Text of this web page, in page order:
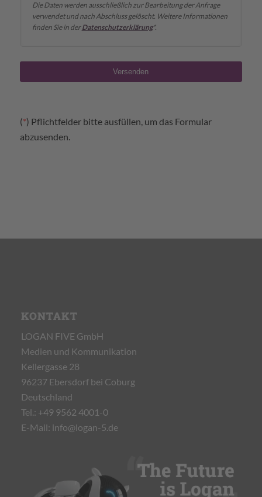
Die Daten werden ausschließlich zur Bearbeitung der Anfrage
verwendet und nach Abschluss gelöscht. Weitere Informationen
finden Sie in derDatenschutzerklärung*.
Versenden
(*) Pflichtfelder bitte ausfüllen, um das Formular
abzusenden.
KONTAKT
LOGAN FIVE GmbH
Medien und Kommunikation
Kellergasse 28
96237 Ebersdorf bei Coburg
Deutschland
Tel.: +49 9562 4001-0
E-Mail: info@logan-5.de